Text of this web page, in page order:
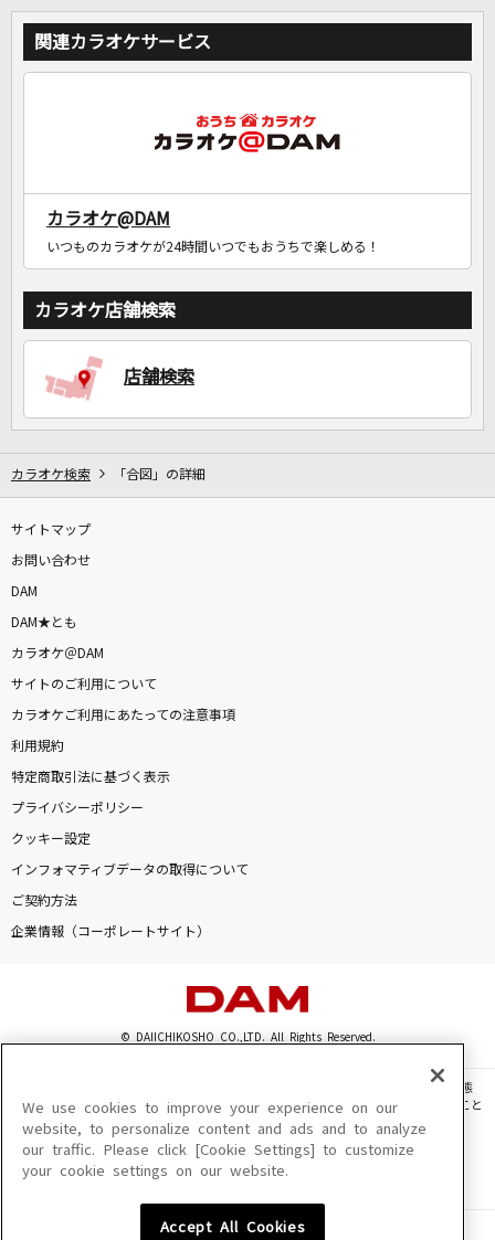
関連カラオケサービス
カラオケ@DAM
いつものカラオケが24時間いつでもおうちで楽しめる！
カラオケ店舗検索
店舗検索
カラオケ検索 「合図」の詳細
サイトマップ
お問い合わせ
DAM
DAM★とも
カラオケ＠DAM
サイトのご利用について
カラオケご利用にあたっての注意事項
利用規約
特定商取引法に基づく表示
プライバシーポリシー
クッキー設定
インフォマティブデータの取得について
ご契約方法
企業情報（コーポレートサイト）
© DAIICHIKOSHO CO.,LTD. All Rights Reserved.
このサイトに掲載されている一切の文章・画像・写真・動画・音声等を、手段や形態
を問わず、著作権法の定める範囲を超えて無断で複製、転載、ファイル化などすること
を禁じます。
楽曲及びコンテンツは、機種によりご利用いただけない場合があります。
楽曲及びコンテンツの配信日、配信内容が変更になる場合があります。
We use cookies to improve your experience on our
website, to personalize content and ads and to analyze
our traffic. Please click [Cookie Settings] to customize
your cookie settings on our website.
Accept All Cookies